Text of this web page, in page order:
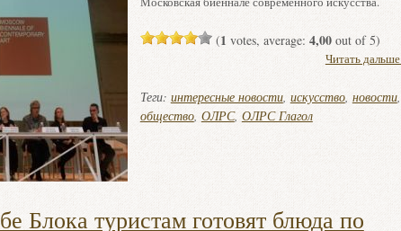
(1 votes, average: 4,00out of 5)
Читать дальше
Теги: интересные новости, искусство, новости,
общество, ОЛРС, ОЛРС Глагол
Блока туристам готовят блюда по